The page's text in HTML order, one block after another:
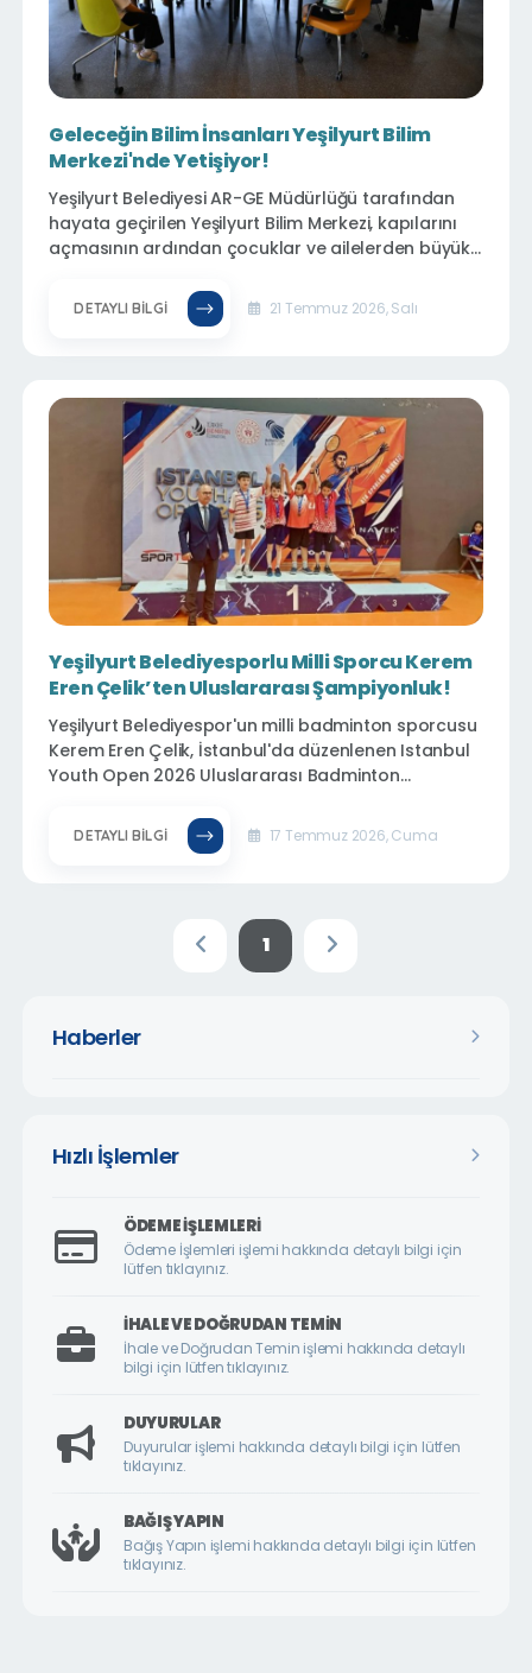
Haberler
Hızlı İşlemler
ÖDEME İŞLEMLERI
Ödeme İşlemleri işlemi hakkında detaylı bilgi için
lütfen tıklayınız.
İHALE VE DOĞRUDAN TEMIN
İhale ve Doğrudan Temin işlemi hakkında detaylı
bilgi için lütfen tıklayınız.
DUYURULAR
Duyurular işlemi hakkında detaylı bilgi için lütfen
tıklayınız.
BAĞIŞ YAPIN
Bağış Yapın işlemi hakkında detaylı bilgi için lütfen
tıklayınız.
Geleceğin Bilim İnsanları Yeşilyurt Bilim
Merkezi'nde Yetişiyor!
Yeşilyurt Belediyesi AR-GE Müdürlüğü tarafından
hayata geçirilen Yeşilyurt Bilim Merkezi, kapılarını
açmasının ardından çocuklar ve ailelerden büyük
Millet Bahçesi içerisindeki modern ve çok amaçlı
binada eğitim faaliyetlerine başlayan merkez, bilimi
DETAYLI BILGI 21 Temmuz 2026, Salı
Yeşilyurt Belediyesporlu Milli Sporcu Kerem
Eren Çelik’ten Uluslararası Şampiyonluk!
Yeşilyurt Belediyespor'un milli badminton sporcusu
Kerem Eren Çelik, İstanbul'da düzenlenen Istanbul
Youth Open 2026 Uluslararası Badminton
gururu oldu. Milli sporcu, Tek Erkekler kategorisinde
şampiyon olarak altın madalyaya uzanırken, Çift
DETAYLI BILGI 17 Temmuz 2026, Cuma
1